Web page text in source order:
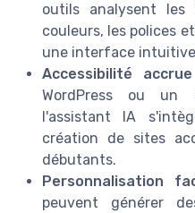
outils analysent
couleurs, les polices
une interface
Accessibilité
WordPress ou un
l'assistant IA
création de sites
débutants.
Personnalisation
peuvent générer